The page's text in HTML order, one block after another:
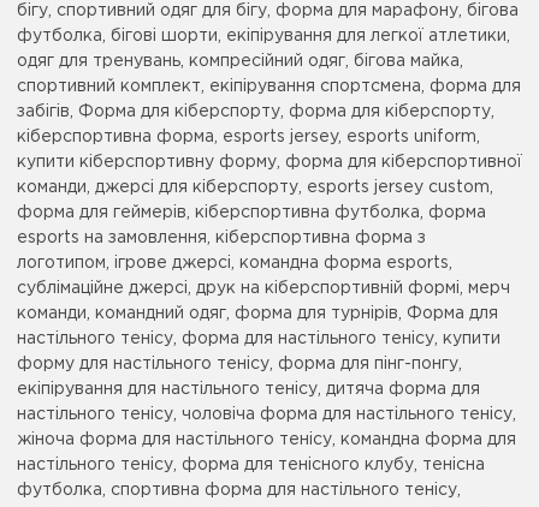
бігу, спортивний одяг для бігу, форма для марафону, бігова
футболка, бігові шорти, екіпірування для легкої атлетики,
одяг для тренувань, компресійний одяг, бігова майка,
спортивний комплект, екіпірування спортсмена, форма для
забігів, Форма для кіберспорту, форма для кіберспорту,
кіберспортивна форма, esports jersey, esports uniform,
купити кіберспортивну форму, форма для кіберспортивної
команди, джерсі для кіберспорту, esports jersey custom,
форма для геймерів, кіберспортивна футболка, форма
esports на замовлення, кіберспортивна форма з
логотипом, ігрове джерсі, командна форма esports,
сублімаційне джерсі, друк на кіберспортивній формі, мерч
команди, командний одяг, форма для турнірів, Форма для
настільного тенісу, форма для настільного тенісу, купити
форму для настільного тенісу, форма для пінг-понгу,
екіпірування для настільного тенісу, дитяча форма для
настільного тенісу, чоловіча форма для настільного тенісу,
жіноча форма для настільного тенісу, командна форма для
настільного тенісу, форма для тенісного клубу, тенісна
футболка, спортивна форма для настільного тенісу,